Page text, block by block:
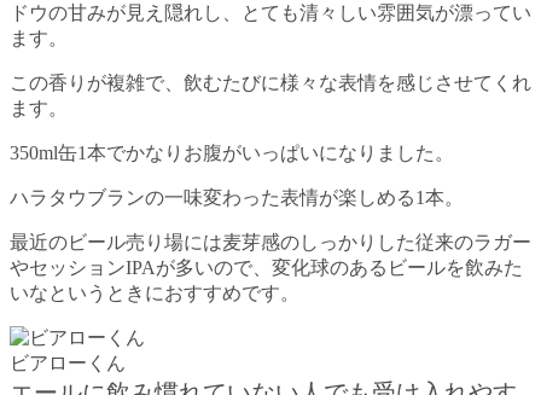
ドウの甘みが見え隠れし、とても清々しい雰囲気が漂ってい
ます。
この香りが複雑で、飲むたびに様々な表情を感じさせてくれ
ます。
350ml缶1本でかなりお腹がいっぱいになりました。
ハラタウブランの一味変わった表情が楽しめる1本。
最近のビール売り場には麦芽感のしっかりした従来のラガー
やセッションIPAが多いので、変化球のあるビールを飲みた
いなというときにおすすめです。
ビアローくん